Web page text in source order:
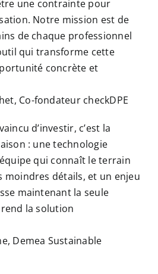
une contrainte pour
Notre mission est de
de chaque professionnel
qui transforme cette
concrète et
Co-fondateur checkDPE
d’investir, c’est la
: une technologie
qui connaît le terrain
moindres détails, et un enjeu
maintenant la seule
la solution
Demea Sustainable